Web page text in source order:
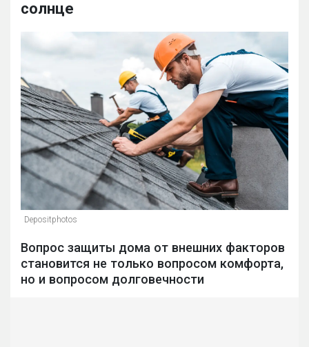
солнце
Depositphotos
Вопрос защиты дома от внешних факторов
становится не только вопросом комфорта,
но и вопросом долговечности